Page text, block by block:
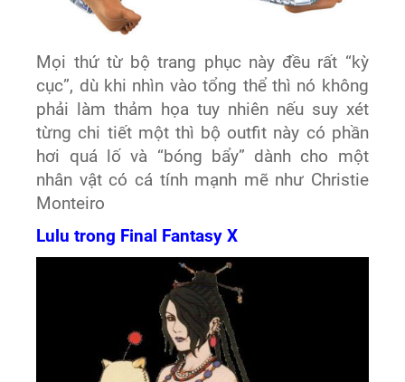
Mọi thứ từ bộ trang phục này đều rất “kỳ
cục”, dù khi nhìn vào tổng thể thì nó không
phải làm thảm họa tuy nhiên nếu suy xét
từng chi tiết một thì bộ outfit này có phần
hơi quá lố và “bóng bẩy” dành cho một
nhân vật có cá tính mạnh mẽ như Christie
Monteiro
Lulu trong Final Fantasy X